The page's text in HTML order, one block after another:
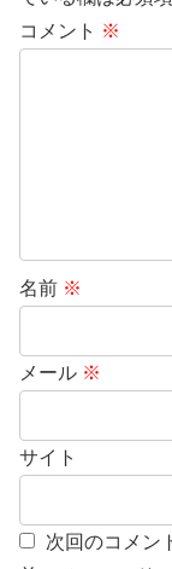
コメント ※
名前 ※
メール ※
サイト
次回のコメン